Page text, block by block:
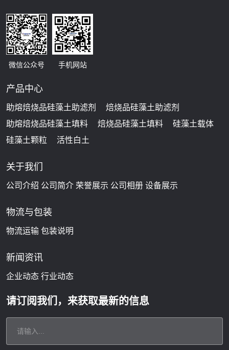
微信公众号 手机网站
产品中心
助熔焙烧品硅藻土助滤剂
焙烧品硅藻土助滤剂
助熔焙烧品硅藻土填料
焙烧品硅藻土填料
硅藻土载体
硅藻土颗粒
活性白土
关于我们
公司介绍 公司简介 荣誉展示 公司相册 设备展示
物流与包装
物流运输 包装说明
新闻资讯
企业动态 行业动态
请订阅我们，来获取最新的信息